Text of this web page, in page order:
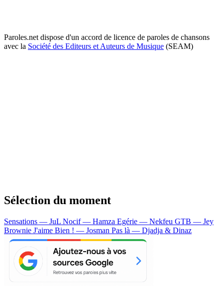
Paroles.net dispose d'un accord de licence de paroles de chansons
avec la Société des Editeurs et Auteurs de Musique (SEAM)
Sélection du moment
Sensations — JuL Nocif — Hamza Egérie — Nekfeu GTB — Jey
Brownie J'aime Bien ! — Josman Pas là — Djadja & Dinaz